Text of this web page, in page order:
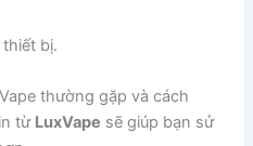
bị.
thường gặp và cách
từ LuxVape sẽ giúp bạn sử